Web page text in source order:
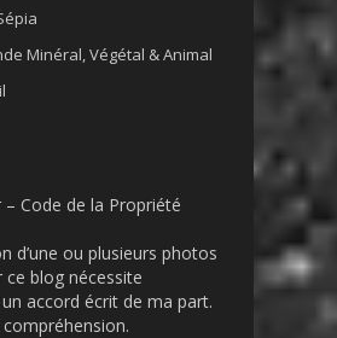
Minéral, Végétal & Animal
– Code de la Propriété
d’une ou plusieurs photos
ce blog nécessite
accord écrit de ma part.